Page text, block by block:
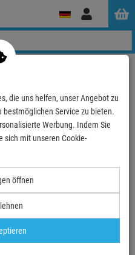
Anmelden
HB16 female mit …
HB16
die uns helfen, unser Angebot zu
Service zu bieten.
Werbung. Indem Sie
sich mit unseren Cookie-
öffnen